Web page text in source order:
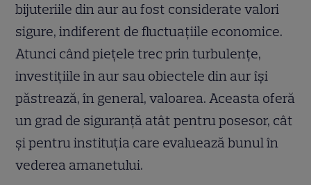
bijuteriile din aur au fost considerate valori
sigure, indiferent de fluctuațiile economice.
Atunci când piețele trec prin turbulențe,
investițiile în aur sau obiectele din aur își
păstrează, în general, valoarea. Aceasta oferă
un grad de siguranță atât pentru posesor, cât
și pentru instituția care evaluează bunul în
vederea amanetului.